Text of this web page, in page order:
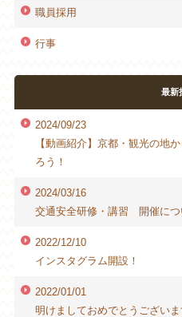
職員採用
行事
最新
2024/09/23
【動画紹介】京都・観光の地
ろう！
2024/03/16
交通安全研修・講習 開催につ
2022/12/10
インスタグラム開設！
2022/01/01
明けましておめでとうございま